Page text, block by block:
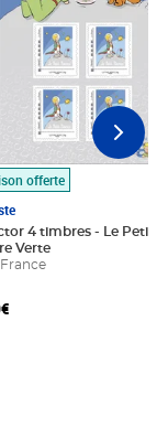
panier
offerte
4 timbres - Le Petit
Verte